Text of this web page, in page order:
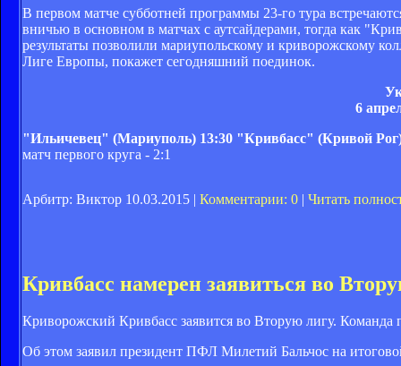
В первом матче субботней программы 23-го тура
вничью в основном в матчах с аутсайдерами, тогда как
результаты позволили мариупольскому и криворожскому
Лиге Европы, покажет сегодняшний поединок.
6
"Ильичевец" (Мариуполь) 13:30 "Кривбасс" (Кривой
матч первого круга - 2:1
Арбитр: Виктор 10.03.2015 | Комментарии: 0 | Читать
Кривбасс намерен заявиться во
Криворожский Кривбасс заявится во Вторую лигу. Команда
Об этом заявил президент ПФЛ Милетий Бальчос на